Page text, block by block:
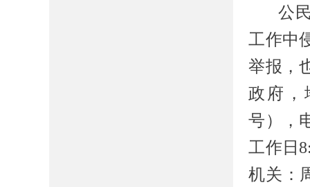
公
工作中
举报，
政府，
号），
工作日
机关：